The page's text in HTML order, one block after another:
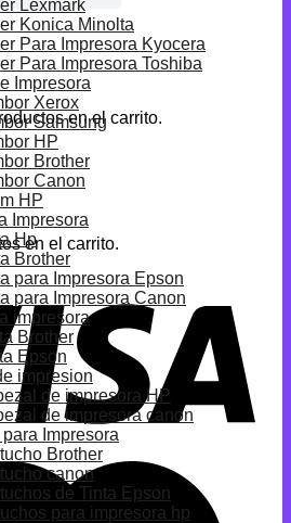
en el carrito.
en el carrito.
Lexmark
Konica Minolta
Para Impresora Kyocera
Para Impresora Toshiba
Impresora
Xerox
Samsung
HP
Brother
Canon
HP
Impresora
Hp
Brother
para Impresora Epson
para Impresora Canon
impresora
Brother
Epson
impresion
de impresora HP
de impresora canon
Impresora
Brother
canon
de Tinta Epson
para impresora hp